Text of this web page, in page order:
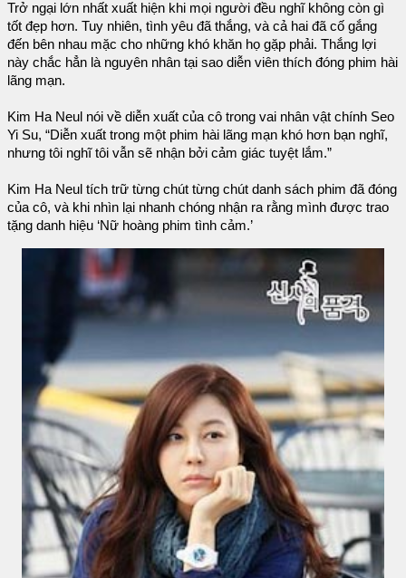
Trở ngại lớn nhất xuất hiện khi mọi người đều nghĩ không còn gì
tốt đẹp hơn. Tuy nhiên, tình yêu đã thắng, và cả hai đã cố gắng
đến bên nhau mặc cho những khó khăn họ gặp phải. Thắng lợi
này chắc hẳn là nguyên nhân tại sao diễn viên thích đóng phim hài
lãng mạn.
Kim Ha Neul nói về diễn xuất của cô trong vai nhân vật chính Seo
Yi Su, “Diễn xuất trong một phim hài lãng mạn khó hơn bạn nghĩ,
nhưng tôi nghĩ tôi vẫn sẽ nhận bởi cảm giác tuyệt lắm.”
Kim Ha Neul tích trữ từng chút từng chút danh sách phim đã đóng
của cô, và khi nhìn lại nhanh chóng nhận ra rằng mình được trao
tặng danh hiệu ‘Nữ hoàng phim tình cảm.’